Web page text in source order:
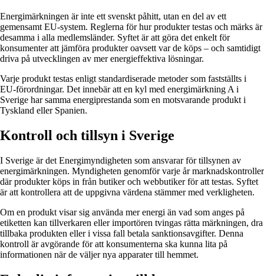
Energimärkningen är inte ett svenskt påhitt, utan en del av ett
gemensamt EU-system. Reglerna för hur produkter testas och märks är
desamma i alla medlemsländer. Syftet är att göra det enkelt för
konsumenter att jämföra produkter oavsett var de köps – och samtidigt
driva på utvecklingen av mer energieffektiva lösningar.
Varje produkt testas enligt standardiserade metoder som fastställts i
EU-förordningar. Det innebär att en kyl med energimärkning A i
Sverige har samma energiprestanda som en motsvarande produkt i
Tyskland eller Spanien.
Kontroll och tillsyn i Sverige
I Sverige är det Energimyndigheten som ansvarar för tillsynen av
energimärkningen. Myndigheten genomför varje år marknadskontroller
där produkter köps in från butiker och webbutiker för att testas. Syftet
är att kontrollera att de uppgivna värdena stämmer med verkligheten.
Om en produkt visar sig använda mer energi än vad som anges på
etiketten kan tillverkaren eller importören tvingas rätta märkningen, dra
tillbaka produkten eller i vissa fall betala sanktionsavgifter. Denna
kontroll är avgörande för att konsumenterna ska kunna lita på
informationen när de väljer nya apparater till hemmet.